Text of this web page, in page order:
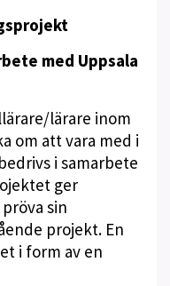
med Uppsala
lärare inom
om att vara med i
i samarbete
ger
sin
projekt. En
i form av en